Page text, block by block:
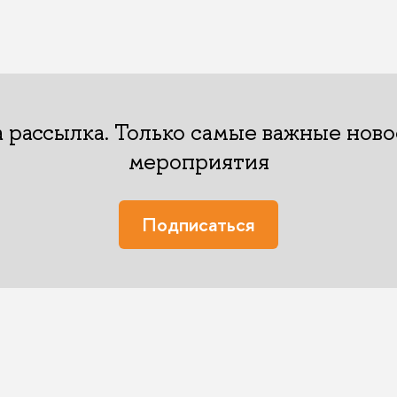
Только самые важные
мероприятия
Подписаться